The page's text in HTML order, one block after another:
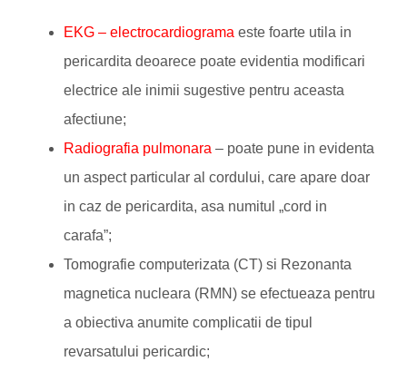
EKG – electrocardiograma este foarte utila in
pericardita deoarece poate evidentia modificari
electrice ale inimii sugestive pentru aceasta
afectiune;
Radiografia pulmonara – poate pune in evidenta
un aspect particular al cordului, care apare doar
in caz de pericardita, asa numitul „cord in
carafa”;
Tomografie computerizata (CT) si Rezonanta
magnetica nucleara (RMN) se efectueaza pentru
a obiectiva anumite complicatii de tipul
revarsatului pericardic;